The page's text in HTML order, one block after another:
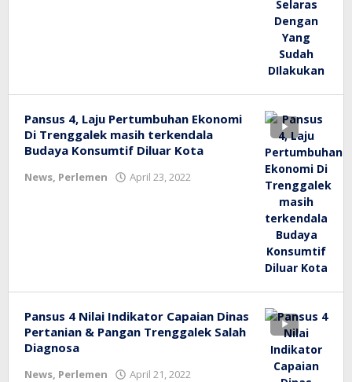
Pansus 4, Laju Pertumbuhan Ekonomi
Di Trenggalek masih terkendala
Budaya Konsumtif Diluar Kota
News, Perlemen April 23, 2022
Pansus 4 Nilai Indikator Capaian Dinas
Pertanian & Pangan Trenggalek Salah
Diagnosa
News, Perlemen April 21, 2022